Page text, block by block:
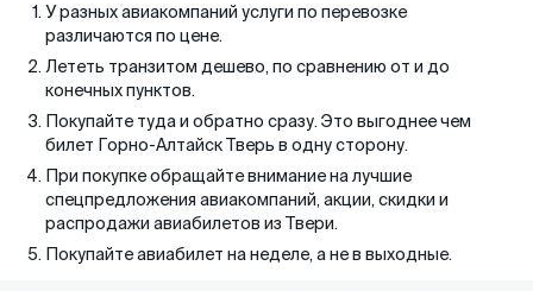
У разных авиакомпаний услуги по перевозке
различаются по цене.
Лететь транзитом дешево, по сравнению от и до
конечных пунктов.
Покупайте туда и обратно сразу. Это выгоднее чем
билет Горно-Алтайск Тверь в одну сторону.
При покупке обращайте внимание на лучшие
спецпредложения авиакомпаний, акции, скидки и
распродажи авиабилетов из Твери.
Покупайте авиабилет на неделе, а не в выходные.